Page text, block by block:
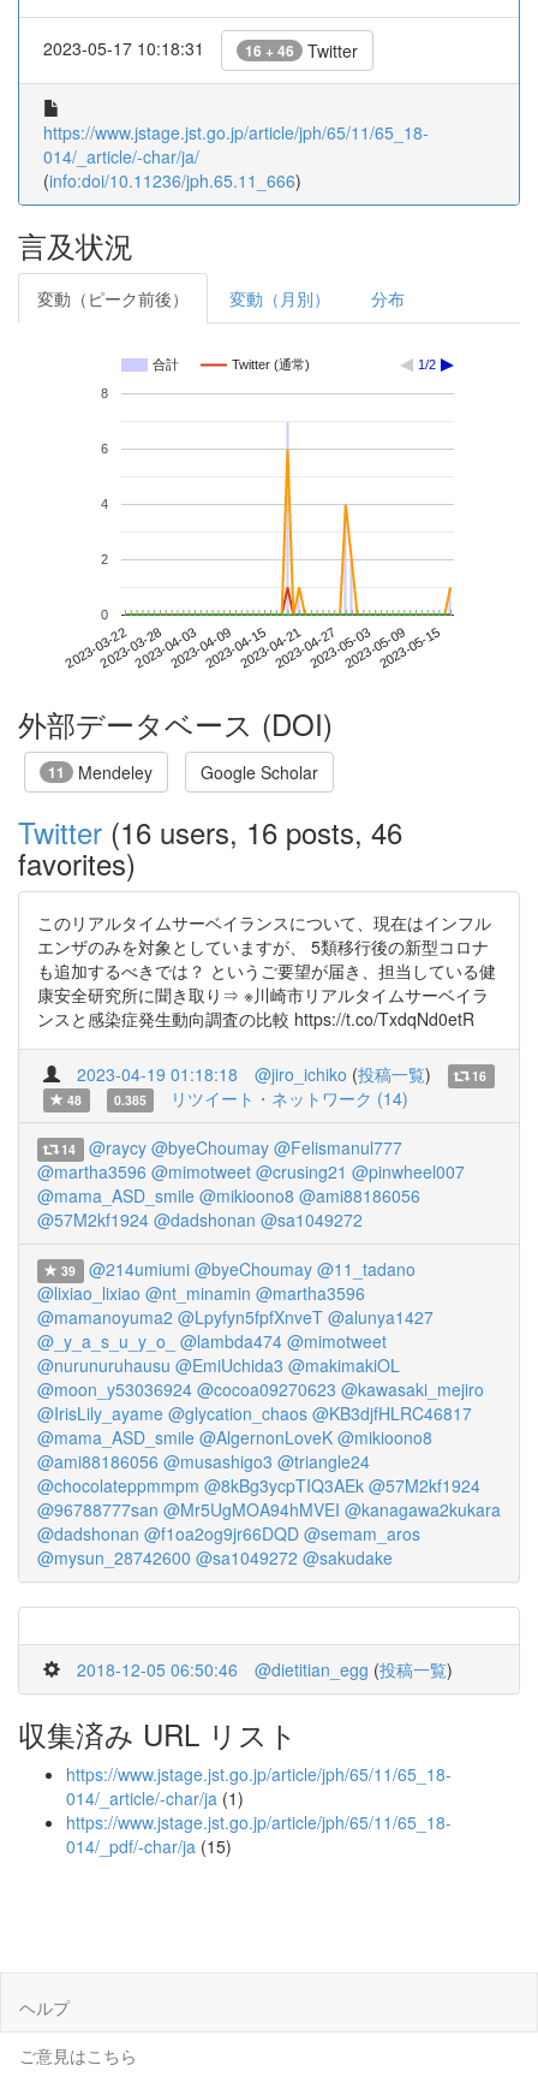
2023-05-17 10:18:31 16 + 46 Twitter
https://www.jstage.jst.go.jp/article/jph/65/11/65_18-
014/_article/-char/ja/
(info:doi/10.11236/jph.65.11_666)
言及状況
変動（ピーク前後） 変動（月別） 分布
合計 Twitter (通常) 1/2
2023-03-222023-03-282023-04-032023-04-092023-04-152023-04-212023-04-272023-05-032023-05-092023-05-15
0
2
4
6
8
外部データベース (DOI)
11 Mendeley Google Scholar
Twitter (16 users, 16 posts, 46
favorites)
このリアルタイムサーベイランスについて、現在はインフル
エンザのみを対象としていますが、 5類移行後の新型コロナ
も追加するべきでは？ というご要望が届き、担当している健
康安全研究所に聞き取り⇒ ※川崎市リアルタイムサーベイラ
ンスと感染症発生動向調査の比較 https://t.co/TxdqNd0etR
2023-04-19 01:18:18 @jiro_ichiko (投稿一覧)
16
48
0.385 リツイート・ネットワーク (14)
14 @raycy @byeChoumay @Felismanul777
@martha3596 @mimotweet @crusing21 @pinwheel007
@mama_ASD_smile @mikioono8 @ami88186056
@57M2kf1924 @dadshonan @sa1049272
39 @214umiumi @byeChoumay @11_tadano
@lixiao_lixiao @nt_minamin @martha3596
@mamanoyuma2 @Lpyfyn5fpfXnveT @alunya1427
@_y_a_s_u_y_o_
@lambda474 @mimotweet
@nurunuruhausu @EmiUchida3 @makimakiOL
@moon_y53036924 @cocoa09270623 @kawasaki_mejiro
@IrisLily_ayame @glycation_chaos @KB3djfHLRC46817
@mama_ASD_smile @AlgernonLoveK @mikioono8
@ami88186056 @musashigo3 @triangle24
@chocolateppmmpm @8kBg3ycpTIQ3AEk @57M2kf1924
@96788777san @Mr5UgMOA94hMVEI @kanagawa2kukara
@dadshonan @f1oa2og9jr66DQD @semam_aros
@mysun_28742600 @sa1049272 @sakudake
2018-12-05 06:50:46 @dietitian_egg (投稿一覧)
収集済み URL リスト
https://www.jstage.jst.go.jp/article/jph/65/11/65_18-
014/_article/-char/ja (1)
https://www.jstage.jst.go.jp/article/jph/65/11/65_18-
014/_pdf/-char/ja (15)
ヘルプ
ご意見はこちら